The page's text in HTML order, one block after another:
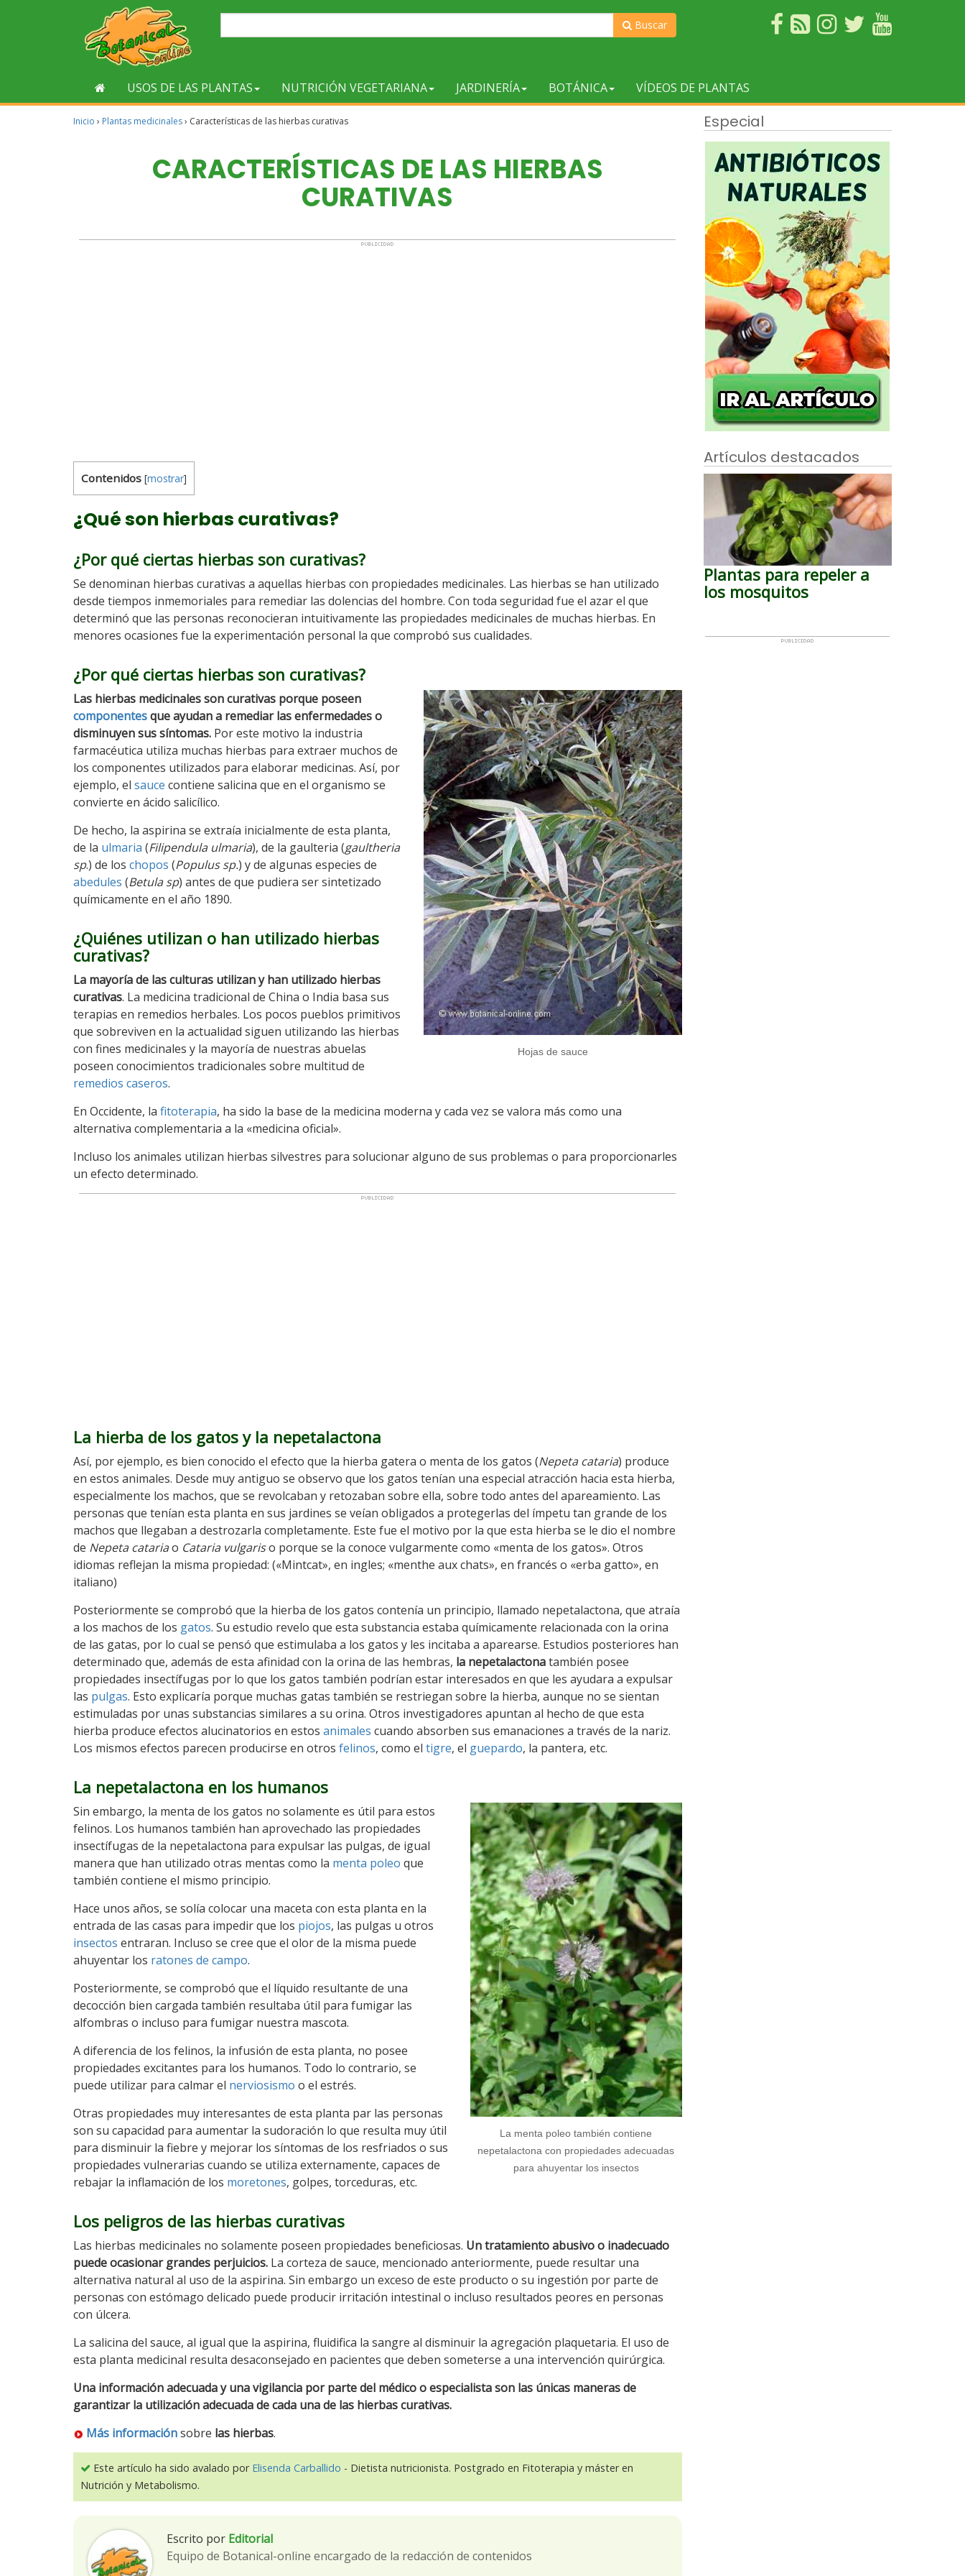
Buscar
USOS DE LAS PLANTAS NUTRICIÓN VEGETARIANA JARDINERÍA BOTÁNICA VÍDEOS DE PLANTAS
Inicio › Plantas medicinales› Características de las hierbas curativas
CARACTERÍSTICAS DE LAS HIERBAS
CURATIVAS
Contenidos [mostrar]
¿Qué son hierbas curativas?
¿Por qué ciertas hierbas son curativas?
Se denominan hierbas curativas a aquellas hierbas con propiedades medicinales. Las hierbas se han utilizado
desde tiempos inmemoriales para remediar las dolencias del hombre. Con toda seguridad fue el azar el que
determinó que las personas reconocieran intuitivamente las propiedades medicinales de muchas hierbas. En
menores ocasiones fue la experimentación personal la que comprobó sus cualidades.
¿Por qué ciertas hierbas son curativas?
Hojas de sauce
Las hierbas medicinales son curativas porque poseen
componentesque ayudan a remediar las enfermedades o
disminuyen sus síntomas. Por este motivo la industria
farmacéutica utiliza muchas hierbas para extraer muchos de
los componentes utilizados para elaborar medicinas. Así, por
ejemplo, el sauce contiene salicina que en el organismo se
convierte en ácido salicílico.
De hecho, la aspirina se extraía inicialmente de esta planta,
de la ulmaria (Filipendula ulmaria), de la gaulteria (gaultheria
sp.) de los chopos (Populus sp.) y de algunas especies de
abedules (Betula sp) antes de que pudiera ser sintetizado
químicamente en el año 1890.
¿Quiénes utilizan o han utilizado hierbas
curativas?
La mayoría de las culturas utilizan y han utilizado hierbas
curativas. La medicina tradicional de China o India basa sus
terapias en remedios herbales. Los pocos pueblos primitivos
que sobreviven en la actualidad siguen utilizando las hierbas
con fines medicinales y la mayoría de nuestras abuelas
poseen conocimientos tradicionales sobre multitud de
remedios caseros.
En Occidente, la fitoterapia, ha sido la base de la medicina moderna y cada vez se valora más como una
alternativa complementaria a la «medicina oficial».
Incluso los animales utilizan hierbas silvestres para solucionar alguno de sus problemas o para proporcionarles
un efecto determinado.
La hierba de los gatos y la nepetalactona
Así, por ejemplo, es bien conocido el efecto que la hierba gatera o menta de los gatos (Nepeta cataria) produce
en estos animales. Desde muy antiguo se observo que los gatos tenían una especial atracción hacia esta hierba,
especialmente los machos, que se revolcaban y retozaban sobre ella, sobre todo antes del apareamiento. Las
personas que tenían esta planta en sus jardines se veían obligados a protegerlas del ímpetu tan grande de los
machos que llegaban a destrozarla completamente. Este fue el motivo por la que esta hierba se le dio el nombre
de Nepeta catariao Cataria vulgariso porque se la conoce vulgarmente como «menta de los gatos». Otros
idiomas reflejan la misma propiedad: («Mintcat», en ingles; «menthe aux chats», en francés o «erba gatto», en
italiano)
Posteriormente se comprobó que la hierba de los gatos contenía un principio, llamado nepetalactona, que atraía
a los machos de los gatos. Su estudio revelo que esta substancia estaba químicamente relacionada con la orina
de las gatas, por lo cual se pensó que estimulaba a los gatos y les incitaba a aparearse. Estudios posteriores han
determinado que, además de esta afinidad con la orina de las hembras, la nepetalactonatambién posee
propiedades insectífugas por lo que los gatos también podrían estar interesados en que les ayudara a expulsar
las pulgas. Esto explicaría porque muchas gatas también se restriegan sobre la hierba, aunque no se sientan
estimuladas por unas substancias similares a su orina. Otros investigadores apuntan al hecho de que esta
hierba produce efectos alucinatorios en estos animales cuando absorben sus emanaciones a través de la nariz.
Los mismos efectos parecen producirse en otros felinos, como el tigre, el guepardo, la pantera, etc.
La nepetalactona en los humanos
La menta poleo también contiene
nepetalactona con propiedades adecuadas
para ahuyentar los insectos
Sin embargo, la menta de los gatos no solamente es útil para estos
felinos. Los humanos también han aprovechado las propiedades
insectífugas de la nepetalactona para expulsar las pulgas, de igual
manera que han utilizado otras mentas como la menta poleo que
también contiene el mismo principio.
Hace unos años, se solía colocar una maceta con esta planta en la
entrada de las casas para impedir que los piojos, las pulgas u otros
insectos entraran. Incluso se cree que el olor de la misma puede
ahuyentar los ratones de campo.
Posteriormente, se comprobó que el líquido resultante de una
decocción bien cargada también resultaba útil para fumigar las
alfombras o incluso para fumigar nuestra mascota.
A diferencia de los felinos, la infusión de esta planta, no posee
propiedades excitantes para los humanos. Todo lo contrario, se
puede utilizar para calmar el nerviosismo o el estrés.
Otras propiedades muy interesantes de esta planta par las personas
son su capacidad para aumentar la sudoración lo que resulta muy útil
para disminuir la fiebre y mejorar los síntomas de los resfriados o sus
propiedades vulnerarias cuando se utiliza externamente, capaces de
rebajar la inflamación de los moretones, golpes, torceduras, etc.
Los peligros de las hierbas curativas
Las hierbas medicinales no solamente poseen propiedades beneficiosas. Un tratamiento abusivo o inadecuado
puede ocasionar grandes perjuicios. La corteza de sauce, mencionado anteriormente, puede resultar una
alternativa natural al uso de la aspirina. Sin embargo un exceso de este producto o su ingestión por parte de
personas con estómago delicado puede producir irritación intestinal o incluso resultados peores en personas
con úlcera.
La salicina del sauce, al igual que la aspirina, fluidifica la sangre al disminuir la agregación plaquetaria. El uso de
esta planta medicinal resulta desaconsejado en pacientes que deben someterse a una intervención quirúrgica.
Una información adecuada y una vigilancia por parte del médico o especialista son las únicas maneras de
garantizar la utilización adecuada de cada una de las hierbas curativas.
Más informaciónsobre las hierbas.
Este artículo ha sido avalado por Elisenda Carballido - Dietista nutricionista. Postgrado en Fitoterapia y máster en
Nutrición y Metabolismo.
Escrito por Editorial
Equipo de Botanical-online encargado de la redacción de contenidos
Especial
Artículos destacados
Plantas para repeler a
los mosquitos